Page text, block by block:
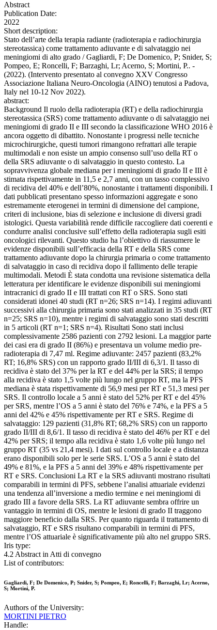
Abstract
Publication Date:
2022
Short description:
Stato dell’arte della terapia radiante (radioterapia e radiochirurgia
stereotassica) come trattamento adiuvante e di salvataggio nei
meningiomi di alto grado / Gagliardi, F; De Domenico, P; Snider, S;
Pompeo, E; Roncelli, F; Barzaghi, Lr; Acerno, S; Mortini, P.. -
(2022). (Intervento presentato al convegno XXV Congresso
Associazione Italiana Neuro-Oncologia (AINO) tenutosi a Padova,
Italy nel 10-12 Nov 2022).
abstract:
Background Il ruolo della radioterapia (RT) e della radiochirurgia
stereotassica (SRS) come trattamento adiuvante o di salvataggio nei
meningiomi di grado II e III secondo la classificazione WHO 2016 è
ancora oggetto di dibattito. Nonostante i progressi nelle tecniche
microchirurgiche, questi tumori rimangono refrattari alle terapie
multimodali e non esiste un ampio consenso sull’uso della RT o
della SRS adiuvante o di salvataggio in questo contesto. La
sopravvivenza globale mediana per i meningiomi di grado II e III è
stimata rispettivamente in 11,5 e 2,7 anni, con un tasso complessivo
di recidiva del 40% e dell’80%, nonostante i trattamenti disponibili. I
dati pubblicati presentano spesso informazioni aggregate e sono
estremamente eterogenei in termini di dimensione del campione,
criteri di inclusione, bias di selezione e inclusione di diversi gradi
istologici. Questa variabilità rende difficile raccogliere dati coerenti e
condurre analisi conclusive sull’effetto della radioterapia sugli esiti
oncologici rilevanti. Questo studio ha l’obiettivo di riassumere le
evidenze disponibili sull’efficacia della RT e della SRS come
trattamento adiuvante dopo la chirurgia primaria o come trattamento
di salvataggio in caso di recidiva dopo il fallimento delle terapie
multimodali. Metodi È stata condotta una revisione sistematica della
letteratura per identificare le evidenze disponibili sui meningiomi
intracranici di grado II e III trattati con RT o SRS. Sono stati
considerati idonei 40 studi (RT n=26; SRS n=14). I regimi adiuvanti
successivi alla chirurgia primaria sono stati analizzati in 35 studi (RT
n=25; SRS n=10), mentre i regimi di salvataggio sono stati descritti
in 5 articoli (RT n=1; SRS n=4). Risultati Sono stati inclusi
complessivamente 2586 pazienti con 2792 lesioni. La maggior parte
dei casi era di grado II (86%) e presentava un volume medio pre-
radioterapia di 7,47 ml. Regime adiuvante: 2457 pazienti (83,2%
RT; 16,8% SRS) con un rapporto grado II/III di 6,3/1. Il tasso di
recidiva è stato del 37% per la RT e del 44% per la SRS; il tempo
alla recidiva è stato 1,5 volte più lungo nel gruppo RT, ma la PFS
mediana è stata rispettivamente di 56,9 mesi per RT e 51,3 mesi per
SRS. Il controllo locale a 5 anni è stato del 52% per RT e del 45%
per SRS, mentre l’OS a 5 anni è stato del 76% e 74%, e la PFS a 5
anni del 42% e 45% rispettivamente per RT e SRS. Regime di
salvataggio: 129 pazienti (31,8% RT; 68,2% SRS) con un rapporto
grado II/III di 8,6/1. Il tasso di recidiva è stato del 46% per RT e del
42% per SRS; il tempo alla recidiva è stato 1,6 volte più lungo nel
gruppo RT (35 vs 21,4 mesi). I dati sul controllo locale e a distanza
erano disponibili solo per le serie SRS. L’OS a 5 anni è stato del
49% e 81%, e la PFS a 5 anni del 39% e 48% rispettivamente per
RT e SRS. Conclusioni La RT e la SRS adiuvanti mostrano risultati
comparabili in termini di PFS, sebbene l’analisi attuariale evidenzi
una tendenza all’inversione a medio termine e nei meningiomi di
grado III a favore della SRS. La RT adiuvante sembra offrire un
vantaggio in termini di OS, mentre le lesioni di grado II traggono
maggiore beneficio dalla SRS. Per quanto riguarda il trattamento di
salvataggio, RT e SRS risultano comparabili in termini di PFS,
mentre l’OS attuariale è significativamente più alto nel gruppo SRS.
Iris type:
4.2 Abstract in Atti di convegno
List of contributors:
Gagliardi, F; De Domenico, P; Snider, S; Pompeo, E; Roncelli, F; Barzaghi, Lr; Acerno,
S; Mortini, P.
Authors of the University:
MORTINI PIETRO
Handle: